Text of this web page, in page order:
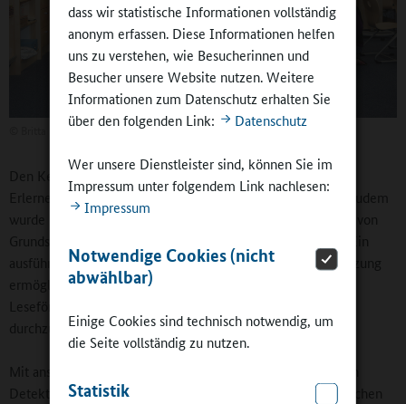
dass wir statistische Informationen vollständig
anonym erfassen. Diese Informationen helfen
uns zu verstehen, wie Besucherinnen und
Besucher unsere Website nutzen. Weitere
Informationen zum Datenschutz erhalten Sie
über den folgenden Link:
Datenschutz
Wer unsere Dienstleister sind, können Sie im
Impressum unter folgendem Link nachlesen:
Impressum
Notwendige Cookies (nicht
abwählbar)
Einige Cookies sind technisch notwendig, um
die Seite vollständig zu nutzen.
Statistik
Britta Hüning
Den Kern zur Förderung der Lesekompetenzen bildet das
Erlernen und Einüben von grundlegenden Lesestrategien. Zudem
wurde bei der Entwicklung berücksichtigt, dass im Ganztag von
Grundschulen nicht nur ausgebildete Lehrkräfte tätig sind. Ein
ausführliches Manual und genaue Instruktionen für jede Sitzung
ermöglichen es auch Personen ohne Erfahrung in der
Leseförderung, mit den Materialien zu arbeiten und die AG
durchzuführen.
Mit ansprechend gestalteten Lernmaterialien, einschließlich
Detektivausweis, Lupe und anderen Detektivutensilien, machen